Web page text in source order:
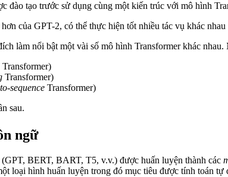
đào tạo trước sử dụng cùng một kiến trúc với mô hình
của GPT-2, có thể thực hiện tốt nhiều tác vụ khác
làm nổi bật một vài số mô hình Transformer khác
Transformer)
Transformer)
sequence Transformer)
sau.
ngữ
BERT, BART, T5, v.v.) được huấn luyện thành các
loại hình huấn luyện trong đó mục tiêu được tính toán